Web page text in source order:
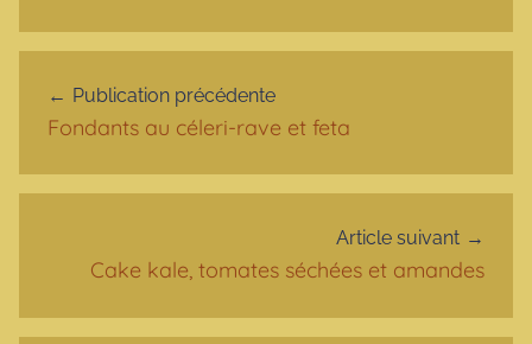
Publication précédente
Fondants au céleri-rave et feta
Article suivant
Cake kale, tomates séchées et amandes